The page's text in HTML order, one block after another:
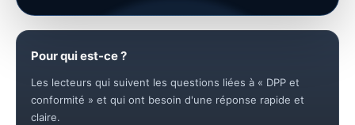
Pour qui est-ce ?
Les lecteurs qui suivent les questions liées à « DPP et
conformité » et qui ont besoin d'une réponse rapide et
claire.